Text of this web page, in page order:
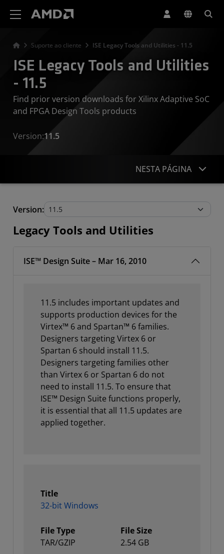
Suporte ao cliente ISE Legacy Tools and Utilities - 11.5
ISE Legacy Tools and Utilities
- 11.5
Find prior version downloads for Xilinx Adaptive SoC
and FPGA Design Tools products
Version:11.5
NESTA PÁGINA
Legacy Tools and Utilities
Version:
Legacy Tools and Utilities
ISE™ Design Suite – Mar 16, 2010
11.5 includes important updates and
supports production devices for the
Virtex™ 6 and Spartan™ 6 families.
Designers targeting Virtex 6 or
Spartan 6 should install 11.5.
Designers targeting families other
than Virtex 6 or Spartan 6 do not
need to install 11.5. To ensure that
ISE™ Design Suite functions properly,
it is essential that all 11.5 updates are
applied together.
Title
32-bit Windows
File Type
TAR/GZIP
File Size
2.54 GB